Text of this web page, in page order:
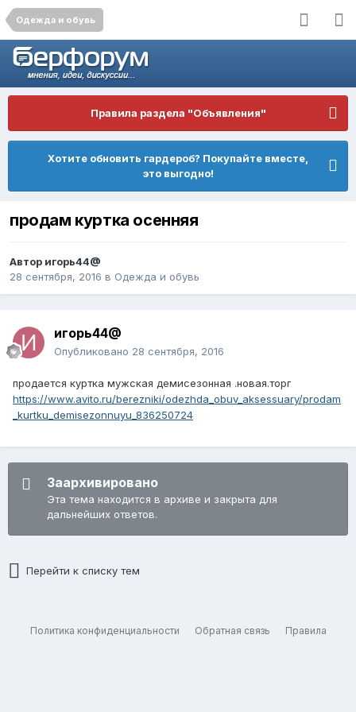
Одежда и обувь
Правила раздела "Объявления"
Хотите обновить гардероб? Покупайте вместе,
это выгодно!
продам куртка осенняя
Автор игорь44@
28 сентября, 2016 в Одежда и обувь
игорь44@
Опубликовано 28 сентября, 2016
продается куртка мужская демисезонная .новая.торг
https://www.avito.ru/berezniki/odezhda_obuv_aksessuary/prodam
_kurtku_demisezonnuyu_836250724
Заархивировано
Эта тема находится в архиве и закрыта для
дальнейших ответов.
Перейти к списку тем
Политика конфиденциальности Обратная связь Правила